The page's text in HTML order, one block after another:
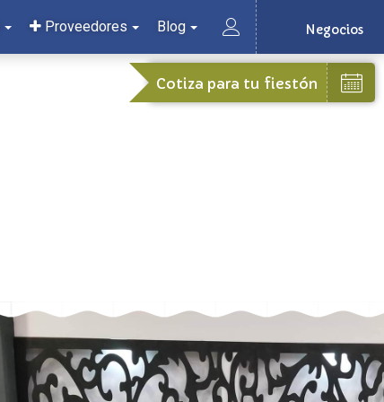
Negocios
Proveedores Blog
Cotiza para tu fiestón